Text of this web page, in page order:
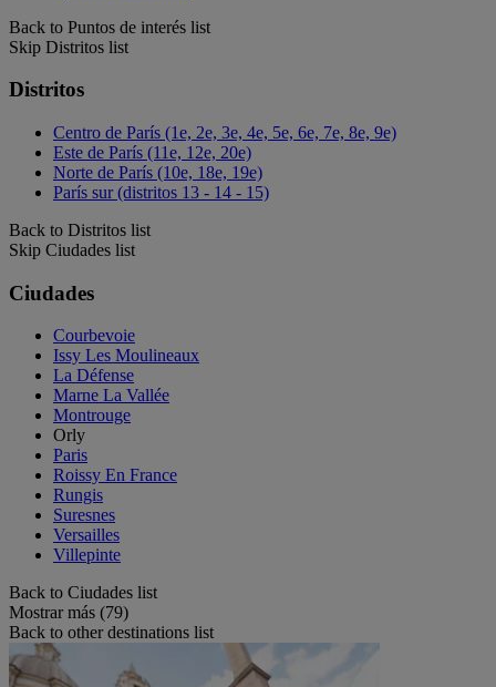
Back to Puntos de interés list
Skip Distritos list
Distritos
Centro de París (1e, 2e, 3e, 4e, 5e, 6e, 7e, 8e, 9e)
Este de París (11e, 12e, 20e)
Norte de París (10e, 18e, 19e)
París sur (distritos 13 - 14 - 15)
Back to Distritos list
Skip Ciudades list
Ciudades
Courbevoie
Issy Les Moulineaux
La Défense
Marne La Vallée
Montrouge
Orly
Paris
Roissy En France
Rungis
Suresnes
Versailles
Villepinte
Back to Ciudades list
Mostrar más (79)
Back to other destinations list